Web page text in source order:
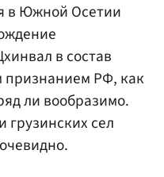
в Южной Осетии
в состав
признанием РФ, как
ли вообразимо.
грузинских сел